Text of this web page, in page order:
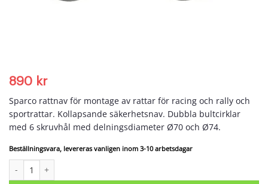
890 kr
Sparco rattnav för montage av rattar för racing och rally och
sportrattar. Kollapsande säkerhetsnav. Dubbla bultcirklar
med 6 skruvhål med delningsdiameter Ø70 och Ø74.
Beställningsvara, levereras vanligen inom 3-10 arbetsdagar